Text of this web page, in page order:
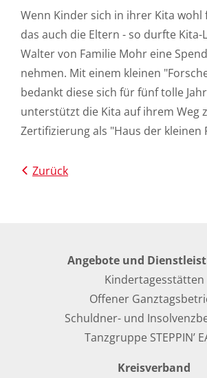
Wenn Kinder sich in ihrer Kita
das auch die Eltern - so durfte
Walter von Familie Mohr eine
nehmen. Mit einem kleinen
bedankt diese sich für fünf tolle
unterstützt die Kita auf ihrem Weg
Zertifizierung als "Haus der kleinen
Zurück
Angebote und
Kindertagesstätten
Offener
Schuldner- und
Tanzgruppe STEPPIN’
Kreisverband